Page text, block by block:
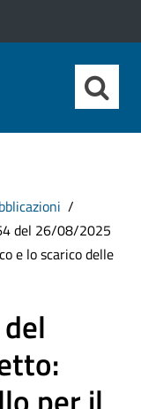
del 26/08/2025
e lo scarico delle